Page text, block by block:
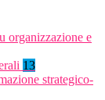
organizzazione e
13
strategico-